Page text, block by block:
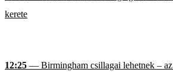
kerete
12:25 — Birmingham csillagai lehetnek –